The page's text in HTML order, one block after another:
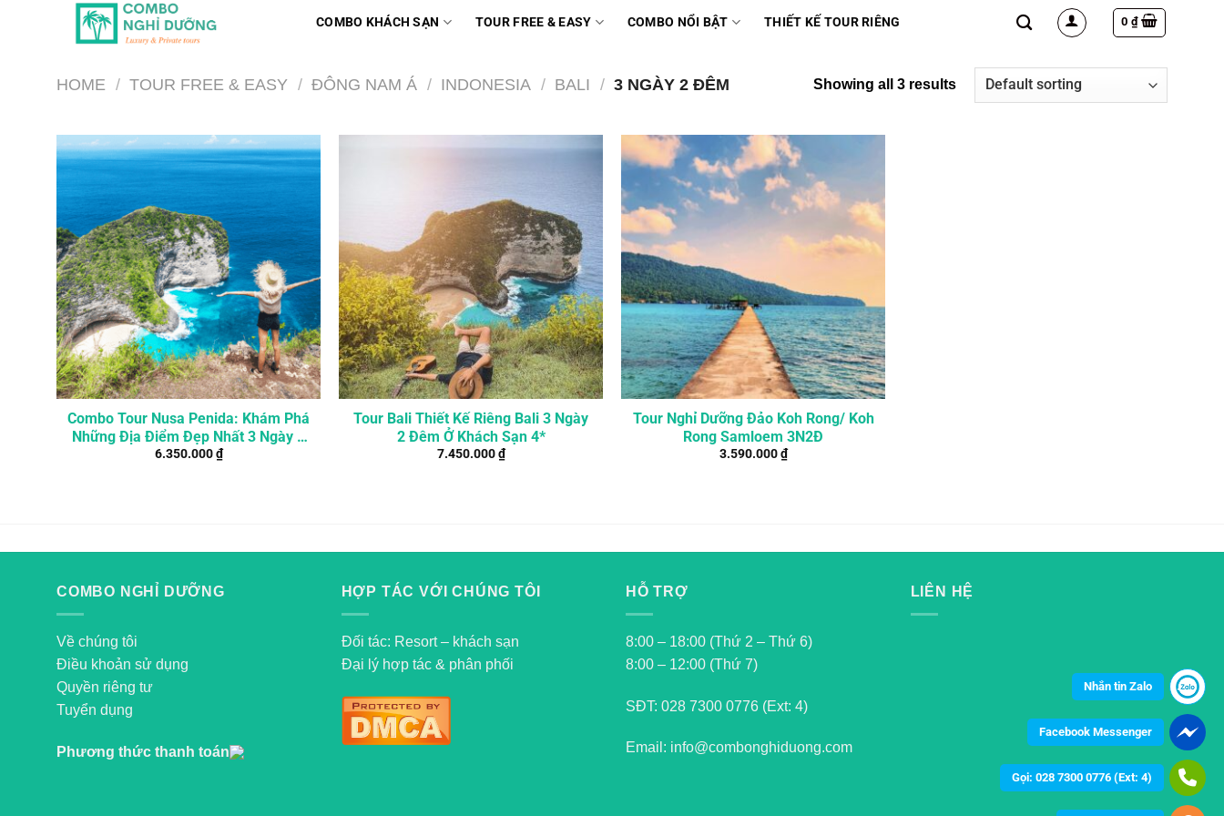
COMBO KHÁCH SẠN TOUR FREE & EASY COMBO NỔI BẬT THIẾT KẾ TOUR RIÊNG 0 ₫
HOME / TOUR FREE & EASY / ĐÔNG NAM Á / INDONESIA / BALI / 3 NGÀY 2 ĐÊM Showing all 3 results
Combo Tour Nusa Penida: Khám Phá
Những Địa Điểm Đẹp Nhất 3 Ngày 2
Đêm
6.350.000₫
Tour Bali Thiết Kế Riêng Bali 3 Ngày
2 Đêm Ở Khách Sạn 4*
7.450.000₫
Tour Nghỉ Dưỡng Đảo Koh Rong/ Koh
Rong Samloem 3N2Đ
3.590.000₫
COMBO NGHỈ DƯỠNG
Về chúng tôi
Điều khoản sử dụng
Quyền riêng tư
Tuyển dụng
Phương thức thanh toán
HỢP TÁC VỚI CHÚNG TÔI
Đối tác: Resort – khách sạn
Đại lý hợp tác & phân phối
HỖ TRỢ
8:00 – 18:00 (Thứ 2 – Thứ 6)
8:00 – 12:00 (Thứ 7)
SĐT: 028 7300 0776 (Ext: 4)
Email: info@combonghiduong.com
LIÊN HỆ
Nhắn tin Zalo
Facebook Messenger
Gọi: 028 7300 0776 (Ext: 4)